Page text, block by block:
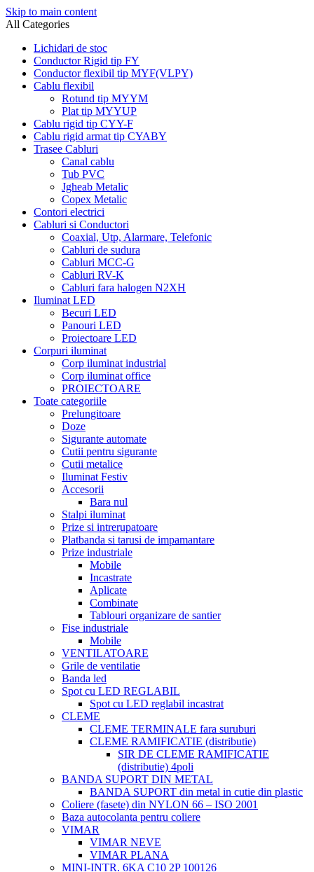
Skip to main content
All Categories
Lichidari de stoc
Conductor Rigid tip FY
Conductor flexibil tip MYF(VLPY)
Cablu flexibil
Rotund tip MYYM
Plat tip MYYUP
Cablu rigid tip CYY-F
Cablu rigid armat tip CYABY
Trasee Cabluri
Canal cablu
Tub PVC
Jgheab Metalic
Copex Metalic
Contori electrici
Cabluri si Conductori
Coaxial, Utp, Alarmare, Telefonic
Cabluri de sudura
Cabluri MCC-G
Cabluri RV-K
Cabluri fara halogen N2XH
Iluminat LED
Becuri LED
Panouri LED
Proiectoare LED
Corpuri iluminat
Corp iluminat industrial
Corp iluminat office
PROIECTOARE
Toate categoriile
Prelungitoare
Doze
Sigurante automate
Cutii pentru sigurante
Cutii metalice
Iluminat Festiv
Accesorii
Bara nul
Stalpi iluminat
Prize si intrerupatoare
Platbanda si tarusi de impamantare
Prize industriale
Mobile
Incastrate
Aplicate
Combinate
Tablouri organizare de santier
Fise industriale
Mobile
VENTILATOARE
Grile de ventilatie
Banda led
Spot cu LED REGLABIL
Spot cu LED reglabil incastrat
CLEME
CLEME TERMINALE fara suruburi
CLEME RAMIFICATIE (distributie)
SIR DE CLEME RAMIFICATIE
(distributie) 4poli
BANDA SUPORT DIN METAL
BANDA SUPORT din metal in cutie din plastic
Coliere (fasete) din NYLON 66 – ISO 2001
Baza autocolanta pentru coliere
VIMAR
VIMAR NEVE
VIMAR PLANA
MINI-INTR. 6KA C10 2P 100126